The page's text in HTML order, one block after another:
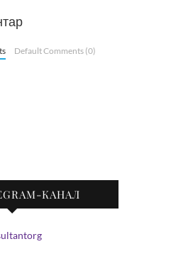
Default Comments (0)
КАНАЛ